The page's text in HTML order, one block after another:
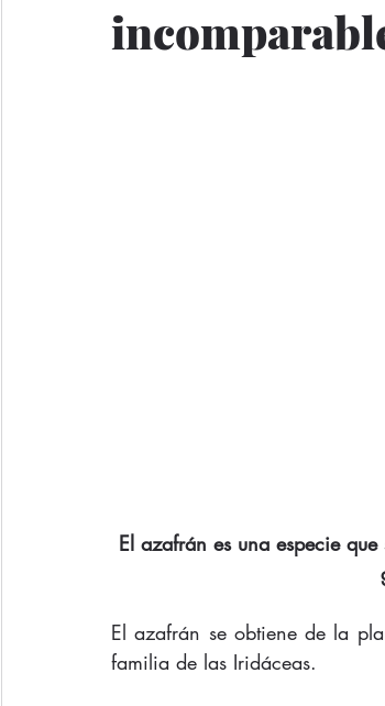
El azafrán es una especie
El azafrán se obtiene de la
familia de las Iridáceas.